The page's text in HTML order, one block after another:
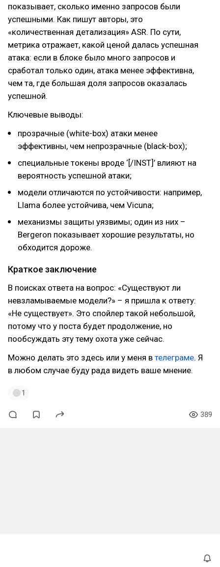
показывает, сколько именно запросов были
успешными. Как пишут авторы, это
«количественная детализация» ASR. По сути,
метрика отражает, какой ценой далась успешная
атака: если в блоке было много запросов и
сработал только один, атака менее эффективна,
чем та, где большая доля запросов оказалась
успешной.
Ключевые выводы:
прозрачные (white-box) атаки менее
эффективны, чем непрозрачные (black-box);
специальные токены вроде ‘[/INST]’ влияют на
вероятность успешной атаки;
модели отличаются по устойчивости: например,
Llama более устойчива, чем Vicuna;
механизмы защиты уязвимы; один из них –
Bergeron показывает хорошие результаты, но
обходится дороже.
Краткое заключение
В поисках ответа на вопрос: «Существуют ли
невзламываемые модели?» – я пришла к ответу:
«Не существует». Это спойлер такой небольшой,
потому что у поста будет продолжение, но
пообсуждать эту тему охота уже сейчас.
Можно делать это здесь или у меня в телеграме. Я
в любом случае буду рада видеть ваше мнение.
1
389